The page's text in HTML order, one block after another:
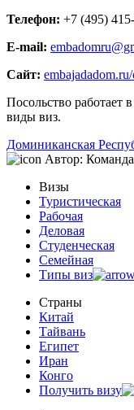
Телефон: +7 (495)
E-mail:
Сайт:
Посольство работает
виды виз.
Доминиканская
Автор:
Визы
Туристическая
Рабочая
Деловая
Студенческая
Семейная
Типы виз
Страны
Китай
Тайвань
Египет
Иран
Конго
Получить визу